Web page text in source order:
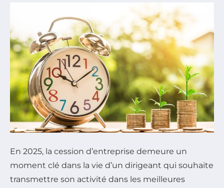
En 2025, la cession d’entreprise demeure un
moment clé dans la vie d’un dirigeant qui souhaite
transmettre son activité dans les meilleures